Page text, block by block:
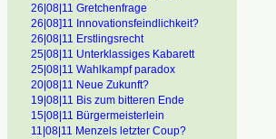
26|08|11 Gretchenfrage
26|08]11 Innovationsfeindlichkeit?
26|08|11 Erstlingsrecht
25|08|11 Unterklassiges Kabarett
25|08|11 Wahlkampf paradox
20|08|11 Neue Zukunft?
19|08|11 Bis zum bitteren Ende
15|08|11 Bürgermeisterlein
11|08|11 Menzels letzter Coup?